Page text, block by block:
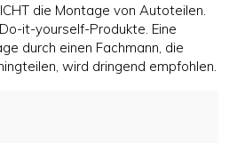
die Montage von Autoteilen.
it-yourself-Produkte. Eine
durch einen Fachmann, die
wird dringend empfohlen.